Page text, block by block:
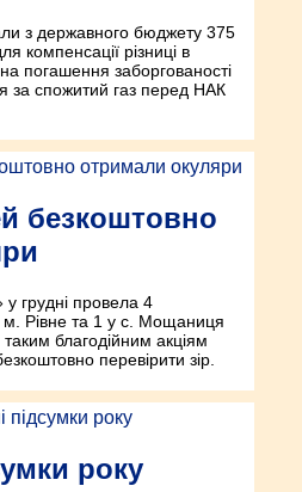
з державного бюджету 375
компенсації різниці в
погашення заборгованості
за спожитий газ перед НАК
безкоштовно
у грудні провела 4
м. Рівне та 1 у с. Мощаниця
благодійним акціям
перевірити зір.
року